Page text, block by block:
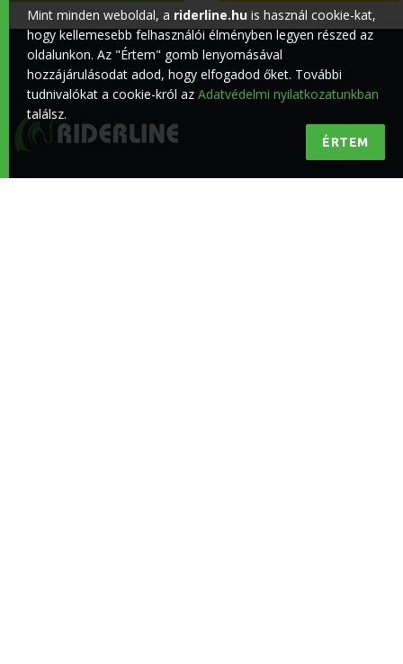
Mint minden weboldal, a riderline.hu is használ cookie-kat,
hogy kellemesebb felhasználói élményben legyen részed az
oldalunkon. Az "Értem" gomb lenyomásával
hozzájárulásodat adod, hogy elfogadod őket. További
tudnivalókat a cookie-król az Adatvédelmi nyilatkozatunkban
találsz.
ÉRTEM